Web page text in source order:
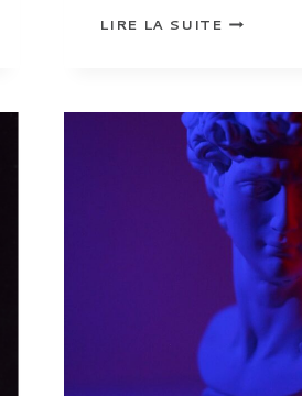
LIRE LA SUITEL’HOMME-
ANIMAL